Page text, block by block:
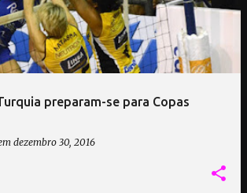
preparam-se para Copas
dezembro 30, 2016